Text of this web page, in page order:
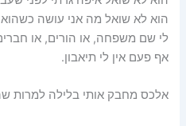
הוא לא שואל מה אני עושה
לי שם משפחה, או הורים, או
אף פעם אין לי תיאבון.
אלכס מחבק אותי בלילה למרות